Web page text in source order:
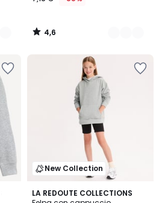
4,6
/
New Collection
LA REDOUTE COLLECTIONS
5